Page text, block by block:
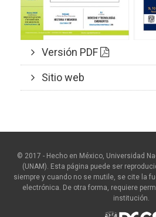
Versión PDF
Sitio web
© 2017 - Hecho en México, Universidad
(UNAM). Esta página puede ser
siempre y cuando no se mutile, se cite la
electrónica. De otra forma, requiere
institución.